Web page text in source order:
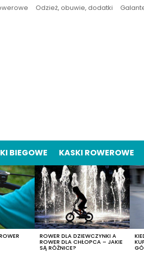
Odzież, obuwie, dodatki
BIEGOWE KASKI ROWEROWE
ROWER DLA DZIEWCZYNKI A
ROWER DLA CHŁOPCA – JAKIE
SĄ RÓŻNICE?